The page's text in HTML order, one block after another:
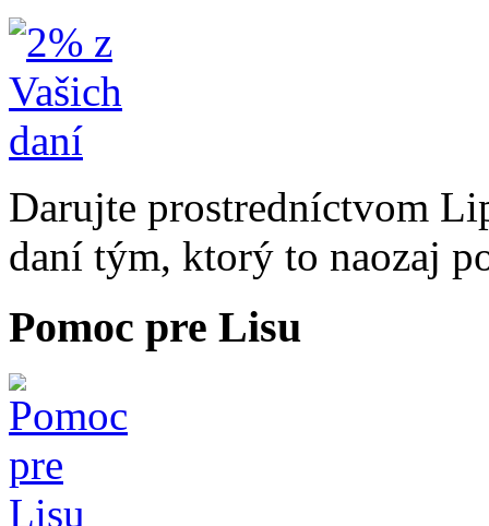
Darujte prostredníctvom
daní tým, ktorý to naozaj
Pomoc pre Lisu